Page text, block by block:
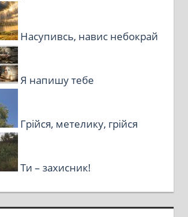
Насупивсь, навис небокрай
Я напишу тебе
Грійся, метелику, грійся
Ти – захисник!